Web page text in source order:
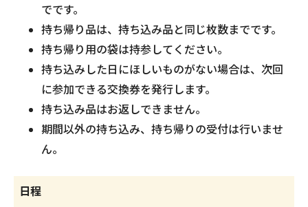
でです。
持ち帰り品は、持ち込み品と同じ枚数までです。
持ち帰り用の袋は持参してください。
持ち込みした日にほしいものがない場合は、次回
に参加できる交換券を発行します。
持ち込み品はお返しできません。
期間以外の持ち込み、持ち帰りの受付は行いませ
ん。
日程